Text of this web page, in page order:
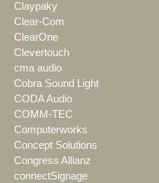
Claypaky
Clear-Com
ClearOne
Clevertouch
cma audio
Cobra Sound Light
CODA Audio
COMM-TEC
Computerworks
Concept Solutions
Congress Allianz
connectSignage